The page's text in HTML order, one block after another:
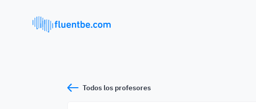
Todos los profesores